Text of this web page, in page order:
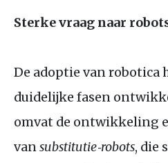
Sterke vraag naar
De adoptie van robotica
duidelijke fasen
omvat de ontwikkeling
vansubstitutie‑robots, die